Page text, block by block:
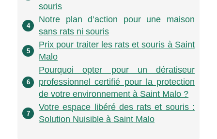
souris
4
Notre plan d’action pour une maison
sans rats ni souris
5
Prix pour traiter les rats et souris à Saint
Malo
6
Pourquoi opter pour un dératiseur
professionnel certifié pour la protection
de votre environnement à Saint Malo ?
7
Votre espace libéré des rats et souris :
Solution Nuisible à Saint Malo